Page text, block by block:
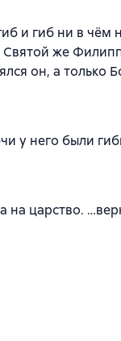
и гиб ни в
же
он, а только
у него были
царство.